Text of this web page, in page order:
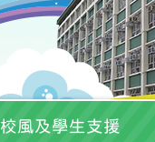
校風及學生支援